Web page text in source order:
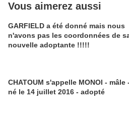
Vous aimerez aussi
GARFIELD a été donné mais nous
n'avons pas les coordonnées de
nouvelle adoptante !!!!!
CHATOUM s'appelle MONOI - mâle -
né le 14 juillet 2016 - adopté